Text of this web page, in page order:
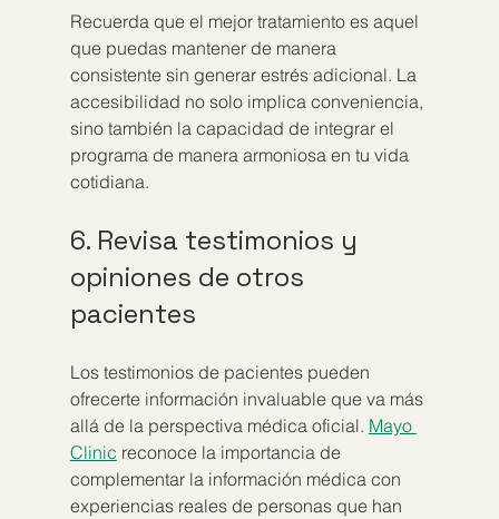
Recuerda que el mejor tratamiento es aquel
que puedas mantener de manera
consistente sin generar estrés adicional. La
accesibilidad no solo implica conveniencia,
sino también la capacidad de integrar el
programa de manera armoniosa en tu vida
cotidiana.
6. Revisa testimonios y
opiniones de otros
pacientes
Los testimonios de pacientes pueden
ofrecerte información invaluable que va más
allá de la perspectiva médica oficial. Mayo
Clinic reconoce la importancia de
complementar la información médica con
experiencias reales de personas que han